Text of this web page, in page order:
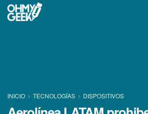
INICIO TECNOLOGÍ­AS DISPOSITIVOS